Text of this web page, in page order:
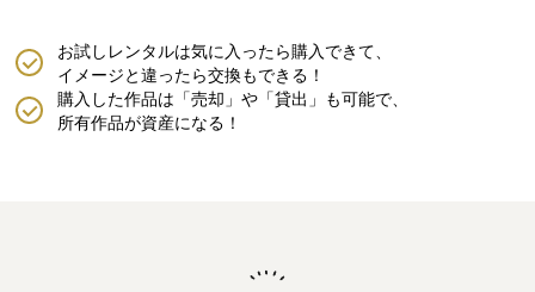
購入した作品は「売却」や「貸出」も可能で、
所有作品が資産になる！
お試しレンタルは気に入ったら購入できて、
イメージと違ったら交換もできる！